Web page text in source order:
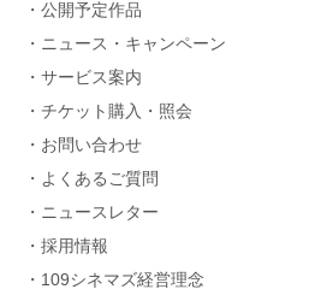
公開予定作品
ニュース・キャンペーン
サービス案内
チケット購入・照会
お問い合わせ
よくあるご質問
ニュースレター
採用情報
109シネマズ経営理念